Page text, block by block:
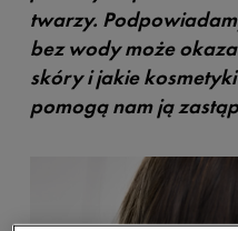
twarzy.
bez wody może
skóry i jakie
pomogą nam ją